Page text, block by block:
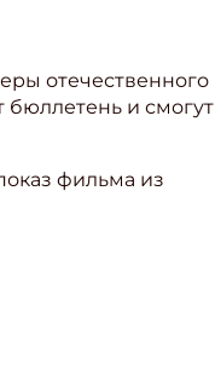
отечественного
бюллетень и смогут
фильма из